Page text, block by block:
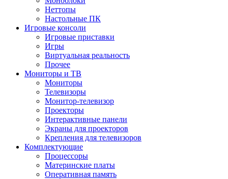
Неттопы
Настольные ПК
Игровые консоли
Игровые приставки
Игры
Виртуальная реальность
Прочее
Мониторы и ТВ
Мониторы
Телевизоры
Монитор-телевизор
Проекторы
Интерактивные панели
Экраны для проекторов
Крепления для телевизоров
Комплектующие
Процессоры
Материнские платы
Оперативная память